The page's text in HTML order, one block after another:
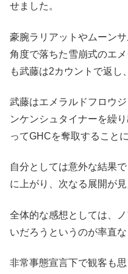
せました。
豪腕ラリアットやムーン
角度で落ちた雪崩式のエ
も武藤は2カウントで返し
武藤はエメラルドフロウ
ンケンシュタイナーを繰
ってGHCを奪取すること
自分としては意外な結果
に上がり、次なる展開が見
全体的な感想としては、
いだろうというのが率直な
非常事態宣言下で観客も